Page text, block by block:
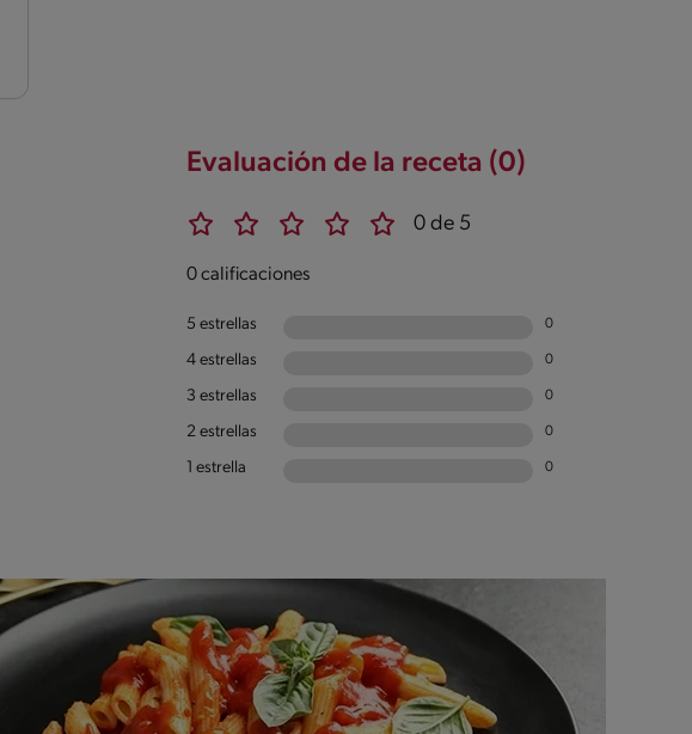
Evaluación de la receta (0)
0 de 5
0 calificaciones
5 estrellas 0
4 estrellas 0
3 estrellas 0
2 estrellas 0
1 estrella 0